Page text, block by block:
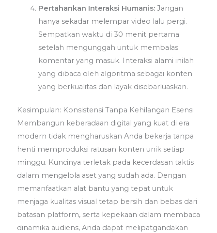
Pertahankan Interaksi Humanis:Jangan
hanya sekadar melempar video lalu pergi.
Sempatkan waktu di 30 menit pertama
setelah mengunggah untuk membalas
komentar yang masuk. Interaksi alami inilah
yang dibaca oleh algoritma sebagai konten
yang berkualitas dan layak disebarluaskan.
Kesimpulan: Konsistensi Tanpa Kehilangan Esensi
Membangun keberadaan digital yang kuat di era
modern tidak mengharuskan Anda bekerja tanpa
henti memproduksi ratusan konten unik setiap
minggu. Kuncinya terletak pada kecerdasan taktis
dalam mengelola aset yang sudah ada. Dengan
memanfaatkan alat bantu yang tepat untuk
menjaga kualitas visual tetap bersih dan bebas dari
batasan platform, serta kepekaan dalam membaca
dinamika audiens, Anda dapat melipatgandakan